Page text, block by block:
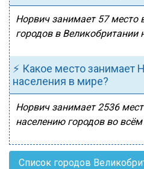
Норвич занимает 57 место
городов в Великобритании
⚡ Какое место занимает
населения в мире?
Норвич занимает 2536
населению городов во
Список городов